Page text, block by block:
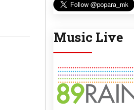
Music Live